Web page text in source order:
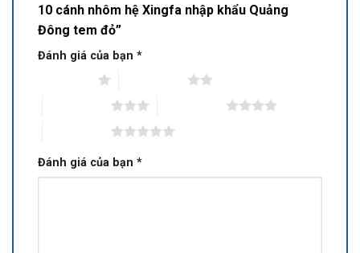
10 cánh nhôm hệ Xingfa nhập khẩu Quảng
Đông tem đỏ”
Đánh giá của bạn *
Đánh giá của bạn *